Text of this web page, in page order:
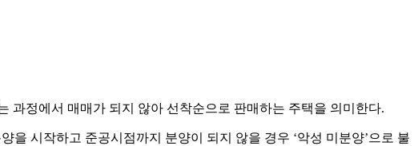
과정에서 매매가 되지 않아 선착순으로 판매하는 주택을 의미한다.
시작하고 준공시점까지 분양이 되지 않을 경우 ‘악성 미분양’으로 불